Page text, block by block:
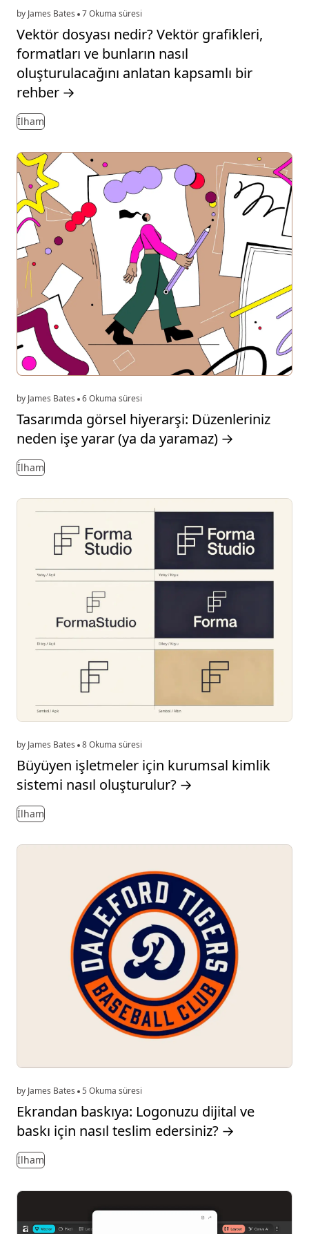
by James Bates 7 Okuma süresi
Vektör dosyası nedir? Vektör grafikleri,
formatları ve bunların nasıl
oluşturulacağını anlatan kapsamlı bir
rehber →
İlham
by James Bates 6 Okuma süresi
Tasarımda görsel hiyerarşi: Düzenleriniz
neden işe yarar (ya da yaramaz) →
İlham
by James Bates 8 Okuma süresi
Büyüyen işletmeler için kurumsal kimlik
sistemi nasıl oluşturulur? →
İlham
by James Bates 5 Okuma süresi
Ekrandan baskıya: Logonuzu dijital ve
baskı için nasıl teslim edersiniz? →
İlham